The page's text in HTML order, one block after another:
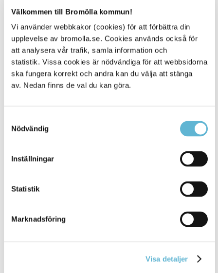
Välkommen till Bromölla kommun!
Vi använder webbkakor (cookies) för att förbättra din
upplevelse av bromolla.se. Cookies används också för
att analysera vår trafik, samla information och
statistik. Vissa cookies är nödvändiga för att webbsidorna
ska fungera korrekt och andra kan du välja att stänga
av. Nedan finns de val du kan göra.
Nödvändig
Inställningar
Statistik
Marknadsföring
Visa detaljer
Alla platser
KONTAKT
Besöksadress
Box 18, 295 21 Bromölla